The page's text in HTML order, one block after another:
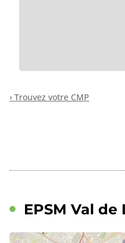
› Trouvez votre CMP
EPSM Val de